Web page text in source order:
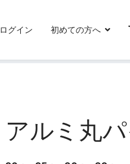
ログイン 初めての方へ
アルミ丸